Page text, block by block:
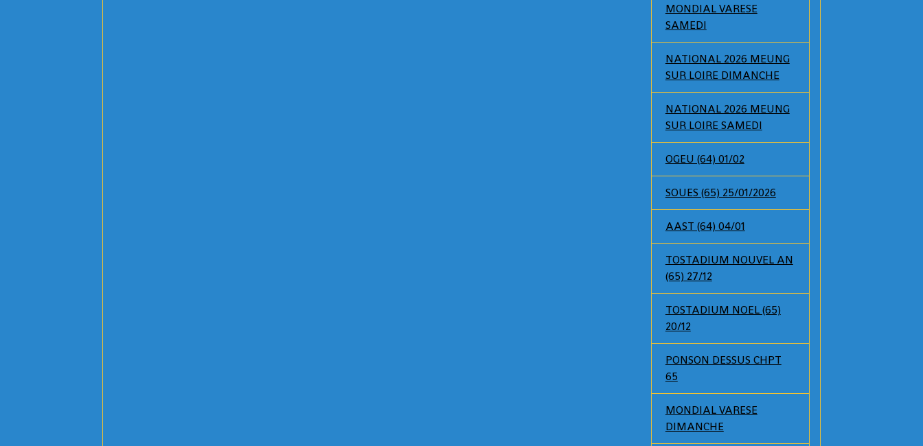
MONDIAL VARESE
SAMEDI
NATIONAL 2026 MEUNG
SUR LOIRE DIMANCHE
NATIONAL 2026 MEUNG
SUR LOIRE SAMEDI
OGEU (64) 01/02
SOUES (65) 25/01/2026
AAST (64) 04/01
TOSTADIUM NOUVEL AN
(65) 27/12
TOSTADIUM NOEL (65)
20/12
PONSON DESSUS CHPT
65
MONDIAL VARESE
DIMANCHE